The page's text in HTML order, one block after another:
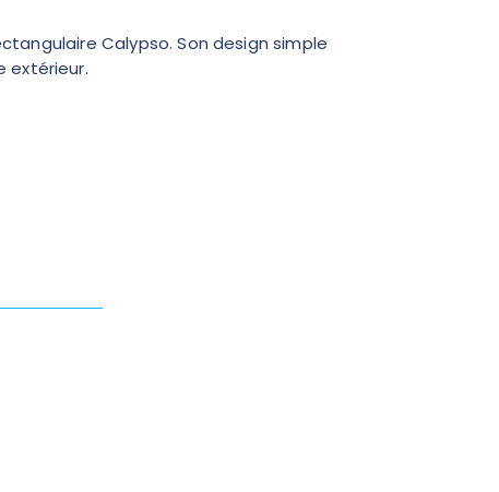
Calypso. Son design simple
extérieur.